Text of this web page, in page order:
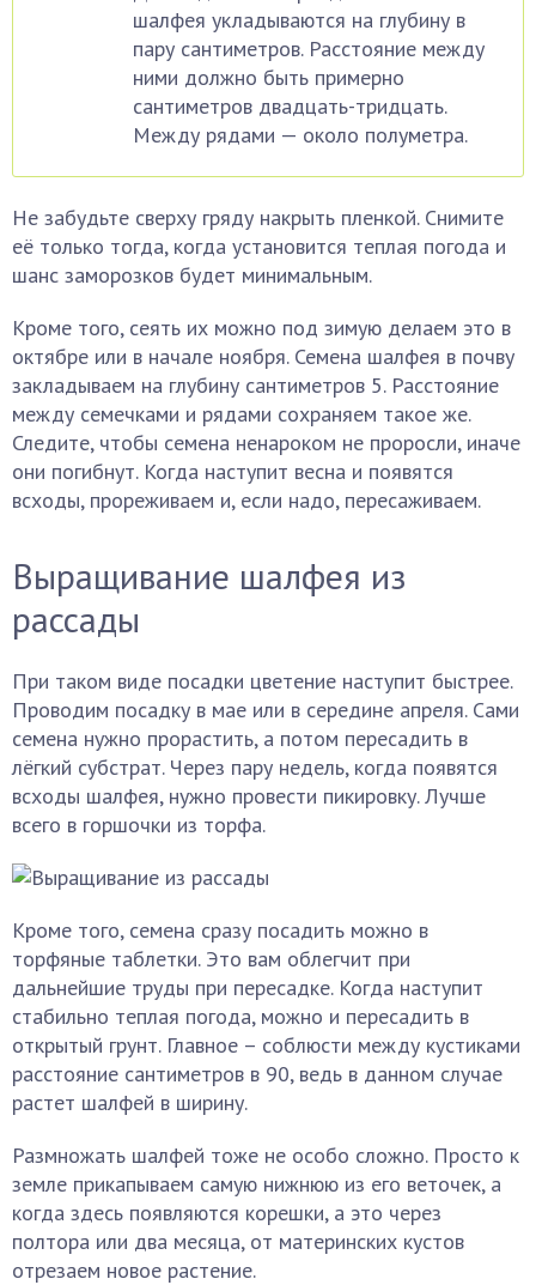
шалфея укладываются на глубину в
пару сантиметров. Расстояние между
ними должно быть примерно
сантиметров двадцать-тридцать.
Между рядами — около полуметра.
Не забудьте сверху гряду накрыть пленкой. Снимите
её только тогда, когда установится теплая погода и
шанс заморозков будет минимальным.
Кроме того, сеять их можно под зимую делаем это в
октябре или в начале ноября. Семена шалфея в почву
закладываем на глубину сантиметров 5. Расстояние
между семечками и рядами сохраняем такое же.
Следите, чтобы семена ненароком не проросли, иначе
они погибнут. Когда наступит весна и появятся
всходы, прореживаем и, если надо, пересаживаем.
Выращивание шалфея из
рассады
При таком виде посадки цветение наступит быстрее.
Проводим посадку в мае или в середине апреля. Сами
семена нужно прорастить, а потом пересадить в
лёгкий субстрат. Через пару недель, когда появятся
всходы шалфея, нужно провести пикировку. Лучше
всего в горшочки из торфа.
Кроме того, семена сразу посадить можно в
торфяные таблетки. Это вам облегчит при
дальнейшие труды при пересадке. Когда наступит
стабильно теплая погода, можно и пересадить в
открытый грунт. Главное – соблюсти между кустиками
расстояние сантиметров в 90, ведь в данном случае
растет шалфей в ширину.
Размножать шалфей тоже не особо сложно. Просто к
земле прикапываем самую нижнюю из его веточек, а
когда здесь появляются корешки, а это через
полтора или два месяца, от материнских кустов
отрезаем новое растение.